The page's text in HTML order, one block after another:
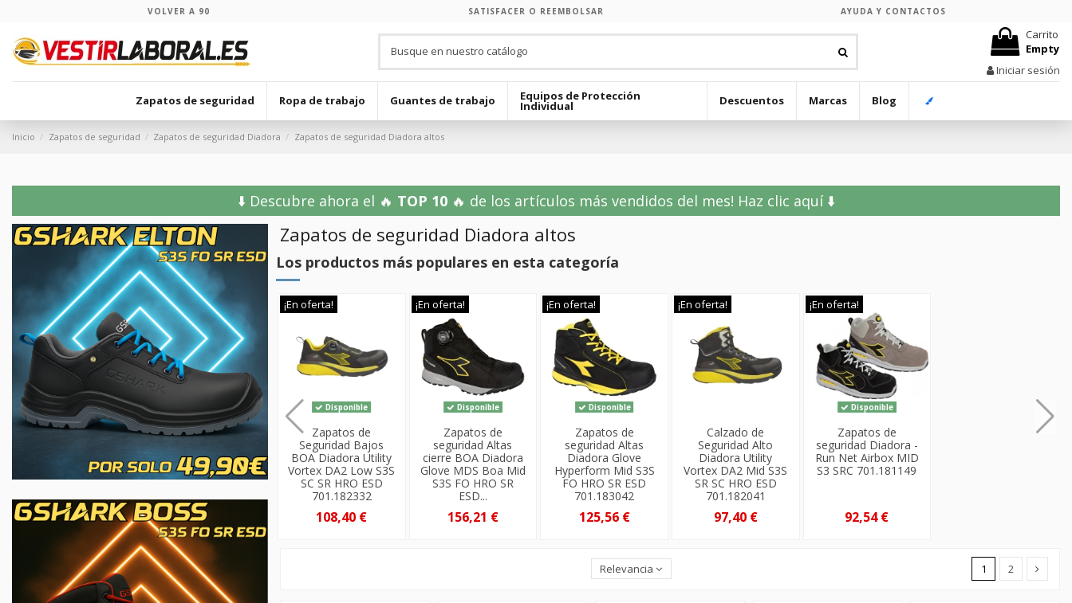
VOLVER A 90 SATISFACER O REEMBOLSAR AYUDA Y CONTACTOS
Carrito
Empty
Iniciar sesión
Zapatos de seguridad Ropa de trabajo Guantes de trabajo Equipos de Protección
Individual Descuentos Marcas Blog
Inicio Zapatos de seguridad Zapatos de seguridad Diadora Zapatos de seguridad Diadora altos
⬇️ Descubre ahora el 🔥 TOP 10🔥 de los artículos más vendidos del mes! Haz clic aquí ⬇️
Zapatos de seguridad Diadora altos
Los productos más populares en esta categoría
¡En oferta!
Disponible
Zapatos de
Seguridad Bajos
BOA Diadora Utility
Vortex DA2 Low S3S
SC SR HRO ESD
701.182332
108,40 €
¡En oferta!
Disponible
Zapatos de
seguridad Altas
cierre BOA Diadora
Glove MDS Boa Mid
S3S FO HRO SR
ESD...
156,21 €
¡En oferta!
Disponible
Zapatos de
seguridad Altas
Diadora Glove
Hyperform Mid S3S
FO HRO SR ESD
701.183042
125,56 €
¡En oferta!
Calzado de
Seguridad Alto
Diadora Utility
Vortex DA2 Mid S3S
SR SC HRO ESD
701.182041
97,40 €
¡En oferta!
Disponible
Zapatos de
seguridad Diadora -
Run Net Airbox MID
S3 SRC 701.181149
92,54 €
Relevancia 1 2